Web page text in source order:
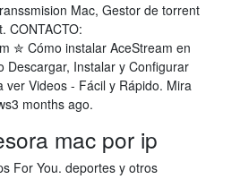
Mac, Gestor de torrent
CONTACTO:
✮ Cómo instalar AceStream en
Descargar, Instalar y Configurar
ver Videos - Fácil y Rápido. Mira
months ago.
mac por ip
For You. deportes y otros